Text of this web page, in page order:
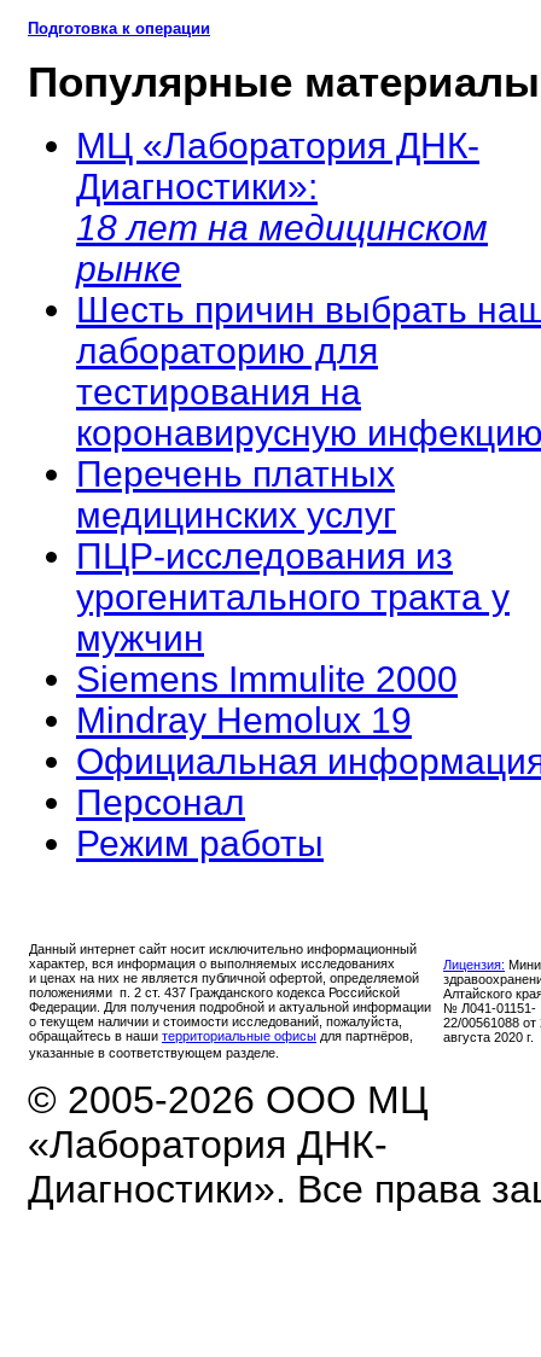
Подготовка к операции
Популярные материалы
МЦ «Лаборатория ДНК-
Диагностики»:
18 лет на медицинском
рынке
Шесть причин выбрать
лабораторию для
тестирования на
коронавирусную
Перечень платных
медицинских услуг
ПЦР-исследования из
урогенитального тракта у
мужчин
Siemens Immulite 2000
Mindray Hemolux 19
Официальная
Персонал
Режим работы
Данный интернет сайт носит исключительно информационный
характер, вся информация о выполняемых исследованиях
и ценах на них не является публичной офертой, определяемой
положениями п. 2 ст. 437 Гражданского кодекса Российской
Федерации. Для получения подробной и актуальной информации
о текущем наличии и стоимости исследований, пожалуйста,
обращайтесь в наши территориальные офисы для партнёров,
указанные в соответствующем разделе.
Лицензия:
Алтайского
№ Л041-01151-
22/00561088 от
августа 2020 г.
© 2005-2026 ООО МЦ
«Лаборатория ДНК-
Диагностики». Все права